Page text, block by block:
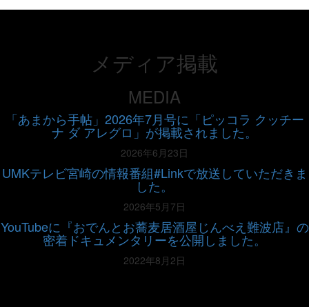
メディア掲載
​MEDIA
「あまから手帖」2026年7月号に「ピッコラ クッチー
ナ ダ アレグロ」が掲載されました。
2026年6月23日
UMKテレビ宮崎の情報番組#Linkで放送していただきま
した。
2026年5月7日
YouTubeに『おでんとお蕎麦居酒屋じんべえ難波店』の
密着ドキュメンタリーを公開しました。
2022年8月2日